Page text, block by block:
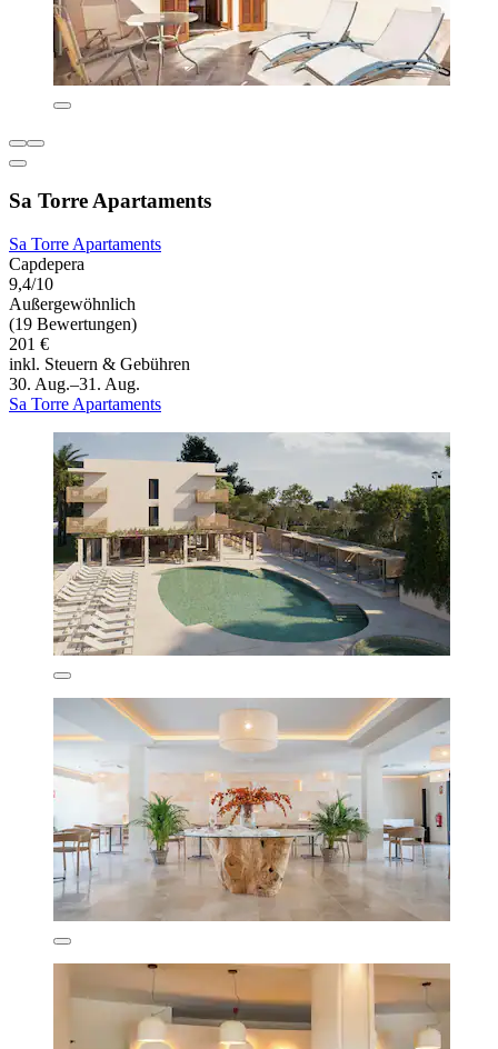
Sa Torre Apartaments
Sa Torre Apartaments
Capdepera
9,4/10
Außergewöhnlich
(19 Bewertungen)
201 €
inkl. Steuern & Gebühren
30. Aug.–31. Aug.
Sa Torre Apartaments